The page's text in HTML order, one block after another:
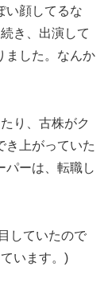
い顔してるな
き、出演して
ました。なんか
り、古株がク
き上がっていた
パーは、転職し
していたので
います。)